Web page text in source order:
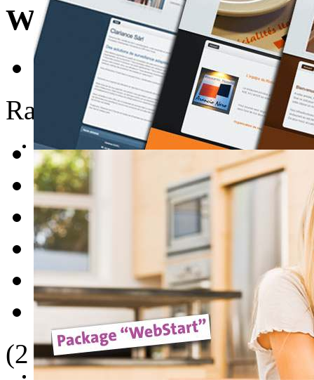
WebBuzz du 18/07/
E-mail
Rate this item
1
2
3
4
5
(2 votes)